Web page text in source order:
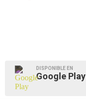
DISPONIBLE EN
Google Play